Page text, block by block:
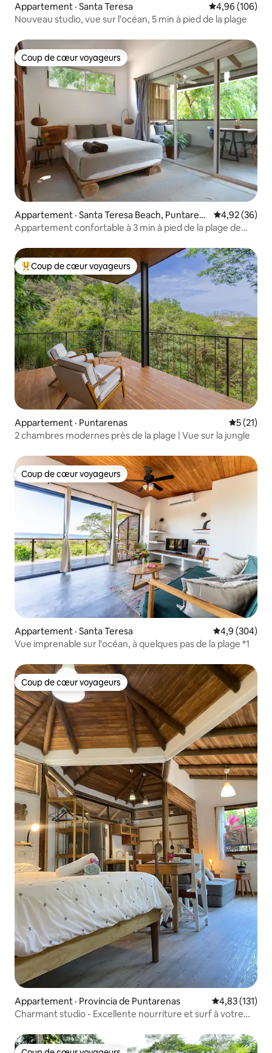
Appartement · Santa Teresa Note
4,96 (106)
Nouveau studio, vue sur l'océan, 5 min à pied de la plage
Coup de cœur voyageurs
Coup de cœur voyageurs
Appartement · Santa Teresa Beach, Puntaren
as
Note
4,92 (36)
Appartement confortable à 3 min à pied de la plage de
Coup de cœur voyageurs parmi les plus aimés
Coup de cœur voyageurs
Appartement · Puntarenas Note
5 (21)
2 chambres modernes près de la plage | Vue sur la jungle
Coup de cœur voyageurs
Coup de cœur voyageurs
Appartement · Santa Teresa Note
4,9 (304)
Vue imprenable sur l'océan, à quelques pas de la plage *1
Coup de cœur voyageurs
Coup de cœur voyageurs
Appartement · Provincia de Puntarenas Note
4,83 (131)
Charmant studio - Excellente nourriture et surf à votre